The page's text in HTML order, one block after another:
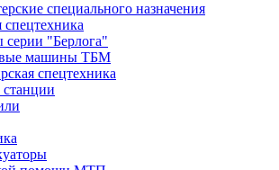
специального назначения
спецтехника
серии "Берлога"
машины ТБМ
спецтехника